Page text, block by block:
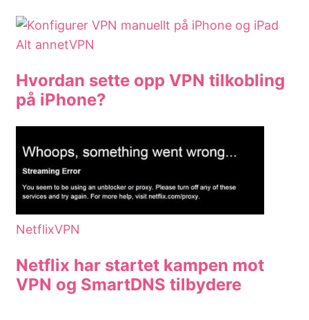
Alt annetVPN
Hvordan sette opp VPN tilkobling
på iPhone?
NetflixVPN
Netflix har startet kampen mot
VPN og SmartDNS tilbydere